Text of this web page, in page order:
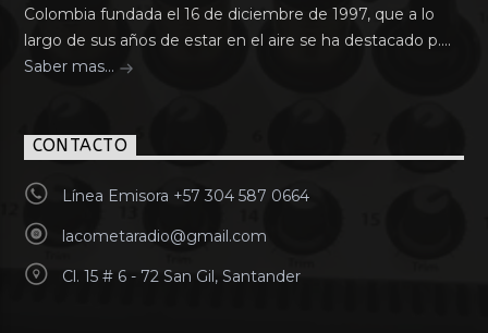
Colombia fundada el 16 de diciembre de 1997, que a lo
largo de sus años de estar en el aire se ha destacado p....
Saber mas...
CONTACTO
Línea Emisora +57 304 587 0664
lacometaradio@gmail.com
Cl. 15 # 6 - 72 San Gil, Santander